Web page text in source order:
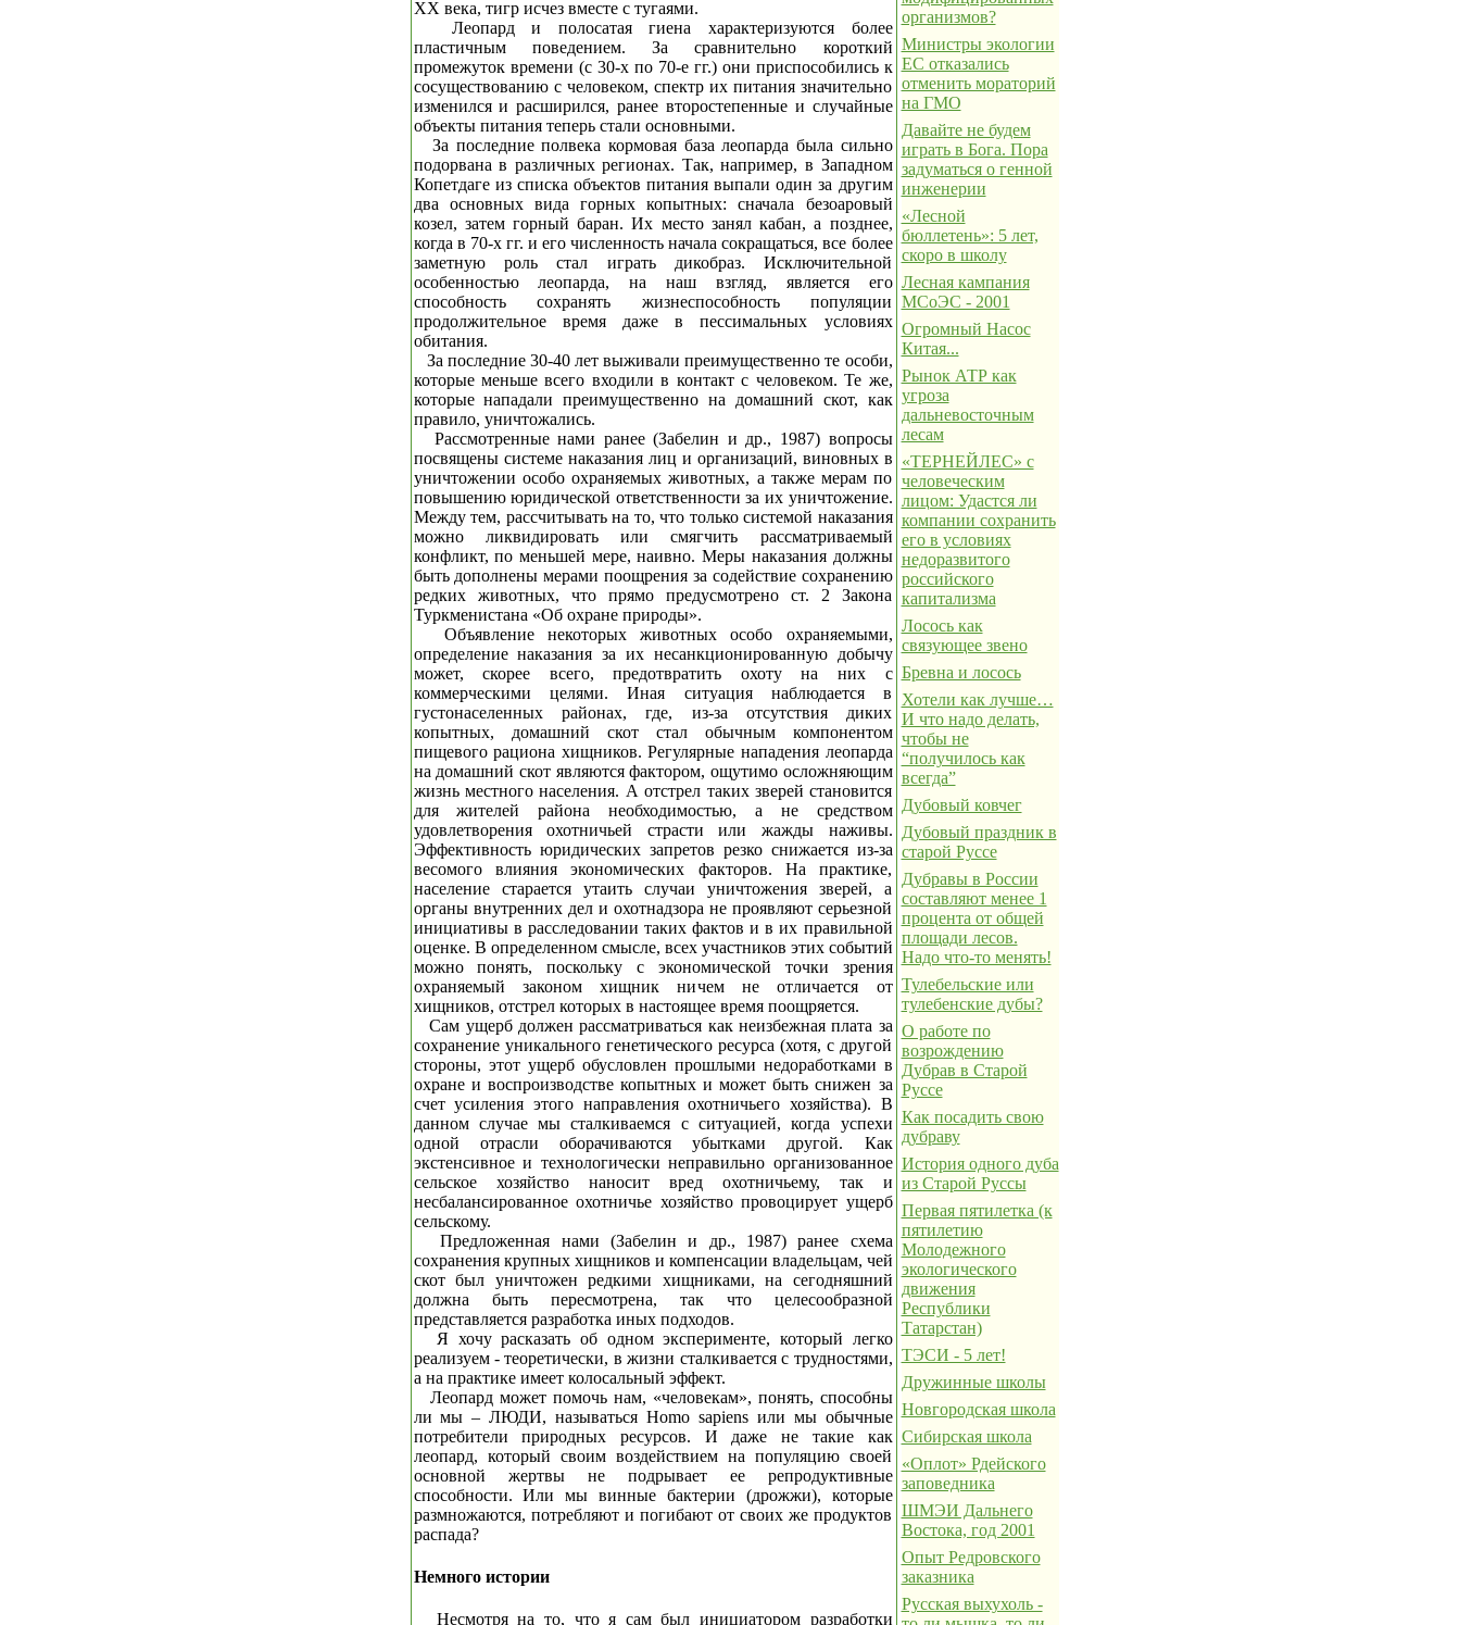
организмов?
Министры экологии
ЕС отказались
отменить мораторий
на ГМО
Давайте не будем
играть в Бога. Пора
задуматься о генной
инженерии
«Лесной
бюллетень»: 5 лет,
скоро в школу
Лесная кампания
МСоЭС - 2001
Огромный Насос
Китая...
Рынок АТР как
угроза
дальневосточным
лесам
«ТЕРНЕЙЛЕС» с
человеческим
лицом: Удастся ли
компании сохранить
его в условиях
недоразвитого
российского
капитализма
Лосось как
связующее звено
Бревна и лосось
Хотели как лучше…
И что надо делать,
чтобы не
“получилось как
всегда”
Дубовый ковчег
Дубовый праздник в
старой Руссе
Дубравы в России
составляют менее 1
процента от общей
площади лесов.
Надо что-то менять!
Тулебельские или
тулебенские дубы?
О работе по
возрождению
Дубрав в Старой
Руссе
Как посадить свою
дубраву
История одного дуба
из Старой Руссы
Первая пятилетка (к
пятилетию
Молодежного
экологического
движения
Республики
Татарстан)
ТЭСИ - 5 лет!
Дружинные школы
Новгородская школа
Сибирская школа
«Оплот» Рдейского
заповедника
ШМЭИ Дальнего
Востока, год 2001
Опыт Редровского
заказника
Русская выхухоль -
XX века, тигр исчез вместе с тугаями.
Леопард и полосатая гиена характеризуются более
пластичным поведением. За сравнительно короткий
промежуток времени (с 30-х по 70-е гг.) они приспособились к
сосуществованию с человеком, спектр их питания значительно
изменился и расширился, ранее второстепенные и случайные
объекты питания теперь стали основными.
За последние полвека кормовая база леопарда была сильно
подорвана в различных регионах. Так, например, в Западном
Копетдаге из списка объектов питания выпали один за другим
два основных вида горных копытных: сначала безоаровый
козел, затем горный баран. Их место занял кабан, а позднее,
когда в 70-х гг. и его численность начала сокращаться, все более
заметную роль стал играть дикобраз. Исключительной
особенностью леопарда, на наш взгляд, является его
способность сохранять жизнеспособность популяции
продолжительное время даже в пессимальных условиях
обитания.
За последние 30-40 лет выживали преимущественно те особи,
которые меньше всего входили в контакт с человеком. Те же,
которые нападали преимущественно на домашний скот, как
правило, уничтожались.
Рассмотренные нами ранее (Забелин и др., 1987) вопросы
посвящены системе наказания лиц и организаций, виновных в
уничтожении особо охраняемых животных, а также мерам по
повышению юридической ответственности за их уничтожение.
Между тем, рассчитывать на то, что только системой наказания
можно ликвидировать или смягчить рассматриваемый
конфликт, по меньшей мере, наивно. Меры наказания должны
быть дополнены мерами поощрения за содействие сохранению
редких животных, что прямо предусмотрено ст. 2 Закона
Туркменистана «Об охране природы».
Объявление некоторых животных особо охраняемыми,
определение наказания за их несанкционированную добычу
может, скорее всего, предотвратить охоту на них с
коммерческими целями. Иная ситуация наблюдается в
густонаселенных районах, где, из-за отсутствия диких
копытных, домашний скот стал обычным компонентом
пищевого рациона хищников. Регулярные нападения леопарда
на домашний скот являются фактором, ощутимо осложняющим
жизнь местного населения. А отстрел таких зверей становится
для жителей района необходимостью, а не средством
удовлетворения охотничьей страсти или жажды наживы.
Эффективность юридических запретов резко снижается из-за
весомого влияния экономических факторов. На практике,
население старается утаить случаи уничтожения зверей, а
органы внутренних дел и охотнадзора не проявляют серьезной
инициативы в расследовании таких фактов и в их правильной
оценке. В определенном смысле, всех участников этих событий
можно понять, поскольку с экономической точки зрения
охраняемый законом хищник ничем не отличается от
хищников, отстрел которых в настоящее время поощряется.
Сам ущерб должен рассматриваться как неизбежная плата за
сохранение уникального генетического ресурса (хотя, с другой
стороны, этот ущерб обусловлен прошлыми недоработками в
охране и воспроизводстве копытных и может быть снижен за
счет усиления этого направления охотничьего хозяйства). В
данном случае мы сталкиваемся с ситуацией, когда успехи
одной отрасли оборачиваются убытками другой. Как
экстенсивное и технологически неправильно организованное
сельское хозяйство наносит вред охотничьему, так и
несбалансированное охотничье хозяйство провоцирует ущерб
сельскому.
Предложенная нами (Забелин и др., 1987) ранее схема
сохранения крупных хищников и компенсации владельцам, чей
скот был уничтожен редкими хищниками, на сегодняшний
должна быть пересмотрена, так что целесообразной
представляется разработка иных подходов.
Я хочу расказать об одном эксперименте, который легко
реализуем - теоретически, в жизни сталкивается с трудностями,
а на практике имеет колосальный эффект.
Леопард может помочь нам, «человекам», понять, способны
ли мы – ЛЮДИ, называться Homo sapiens или мы обычные
потребители природных ресурсов. И даже не такие как
леопард, который своим воздействием на популяцию своей
основной жертвы не подрывает ее репродуктивные
способности. Или мы винные бактерии (дрожжи), которые
размножаются, потребляют и погибают от своих же продуктов
распада?
Немного истории
Несмотря на то, что я сам был инициатором разработки